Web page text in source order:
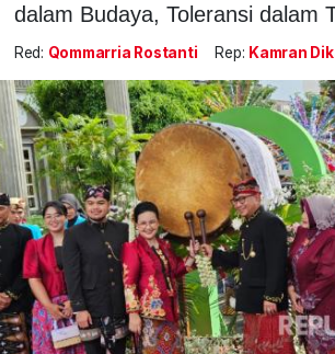
dalam Budaya, Toleransi dalam
Red: Qommarria Rostanti Rep: Kamran